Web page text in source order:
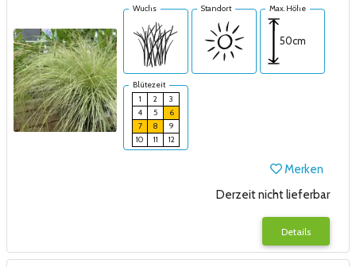
Wuchs Standort Max. Höhe
50cm
Blütezeit
1
2
3
4
5
6
7
8
9
10
11 12
Merken
Derzeit nicht lieferbar
Details